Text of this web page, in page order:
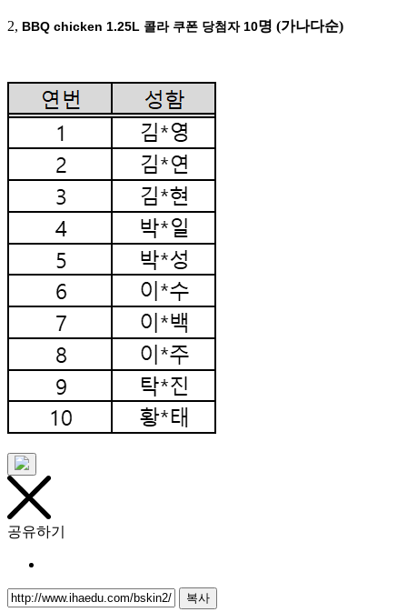
2, BBQ chicken 1.25L 콜라 쿠폰 당첨자 10명 (가나다순)
공유하기
복사